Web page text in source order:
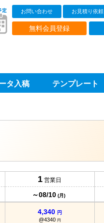
お問い合わせ お見積り依頼
無料会員登録
タ入稿 テンプレート
1 営業日
～08/10 (月)
4,340 円
@4340 円